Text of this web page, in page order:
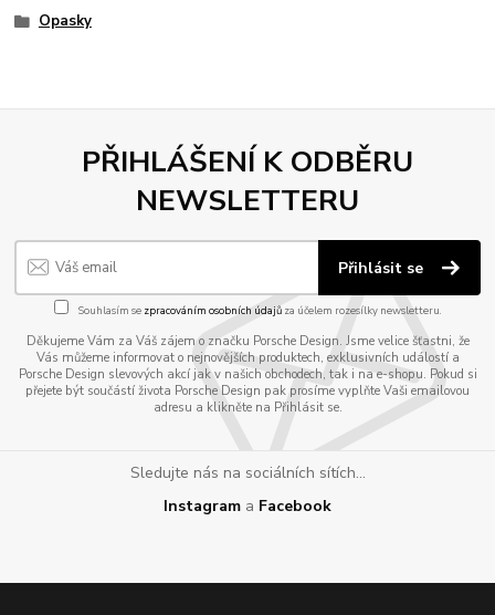
Opasky
PŘIHLÁŠENÍ K ODBĚRU
NEWSLETTERU
Přihlásit se
Souhlasím se zpracováním osobních údajůza účelem rozesílky newsletteru.
Děkujeme Vám za Váš zájem o značku Porsche Design. Jsme velice šťastni, že
Vás můžeme informovat o nejnovějších produktech, exklusivních událostí a
Porsche Design slevových akcí jak v našich obchodech, tak i na e-shopu. Pokud si
přejete být součástí života Porsche Design pak prosíme vyplňte Vaši emailovou
adresu a klikněte na Přihlásit se.
Sledujte nás na sociálních sítích...
Instagram a Facebook